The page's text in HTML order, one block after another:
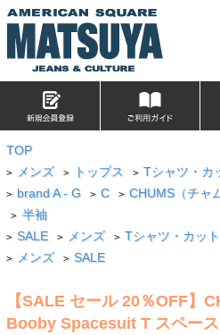
TOP
> メンズ > トップス > Tシャツ・カ
> brand A - G > C > CHUMS（チャ
> 半袖
> SALE > メンズ > Tシャツ・カッ
> メンズ > SALE
【SALE セール 20％OFF】
Booby Spacesuit T スペー